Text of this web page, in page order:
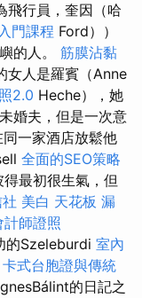
飛行員，奎因（哈
門課程 Ford））
的人。 筋膜沾黏
女人是羅賓（Anne
2.0 Heche），她
婚夫，但是一次意
一家酒店放鬆他
全面的SEO策略
得最初很生氣，但
美白 天花板 漏
計師證照
的Szeleburdi 室內
卡式台胞證與傳統
的日記之